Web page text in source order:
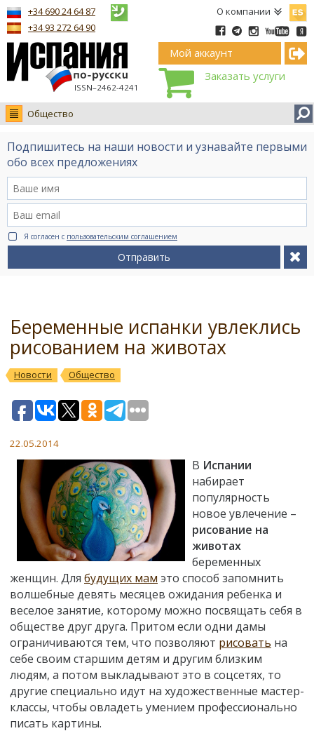
О компании
ISSN–2462-4241
+34 690 24 64 87
+34 93 272 64 90
Мой аккаунт
Заказать услуги
Общество
Новости
Интервью
Видео Ruso.TV
BCN life
Сервис на немецком
Подпишитесь на наши новости и узнавайте первыми
обо всех предложениях
Я согласен с пользовательским соглашением
Отправить
Беременные испанки увлеклись
рисованием на животах
Новости Общество
22.05.2014
В Испании
набирает
популярность
новое увлечение –
рисование на
животах
беременных
женщин. Для будущих мам это способ запомнить
волшебные девять месяцев ожидания ребенка и
веселое занятие, которому можно посвящать себя в
обществе друг друга. Притом если одни дамы
ограничиваются тем, что позволяют рисовать на
себе своим старшим детям и другим близким
людям, а потом выкладывают это в соцсетях, то
другие специально идут на художественные мастер-
классы, чтобы овладеть умением профессионально
писать картины.